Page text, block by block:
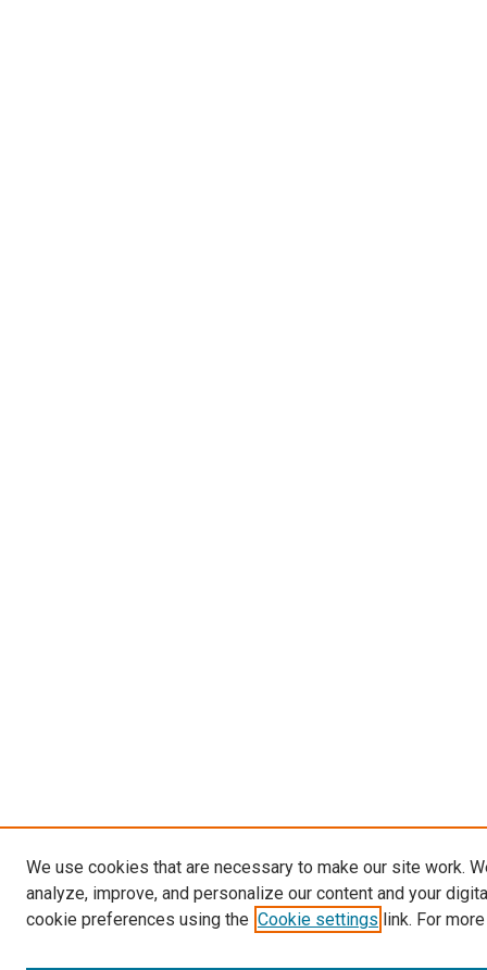
We use cookies that are necessary to make our site work.
analyze, improve, and personalize our content and your
cookie preferences using the Cookie settings link. For